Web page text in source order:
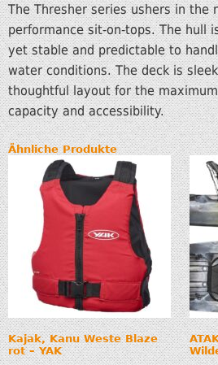
The Thresher series ushers in the
performance sit-on-tops. The hull
yet stable and predictable to
water conditions. The deck is
thoughtful layout for the
capacity and accessibility.
Ähnliche Produkte
Kajak, Kanu Weste Blaze
rot – YAK